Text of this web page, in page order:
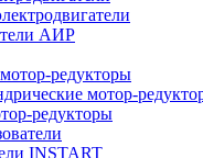
АИР
редукторы
мотор-
редукторы
INSTART